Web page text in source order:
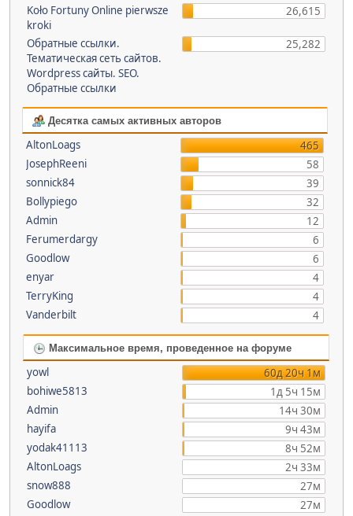
Koło Fortuny Online pierwsze
kroki
26,615
Обратные ссылки.
Тематическая сеть сайтов.
Wordpress сайты. SEO.
Обратные ссылки
25,282
Десятка самых активных авторов
AltonLoags
465
JosephReeni
58
sonnick84
39
Bollypiego
32
Admin
12
Ferumerdargy
6
Goodlow
6
enyar
4
TerryKing
4
Vanderbilt
4
Максимальное время, проведенное на форуме
yowl
60д 20ч 1м
bohiwe5813
1д 5ч 15м
Admin
14ч 30м
hayifa
9ч 43м
yodak41113
8ч 52м
AltonLoags
2ч 33м
snow888
27м
Goodlow
27м